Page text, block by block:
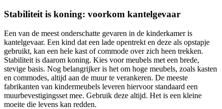
Stabiliteit is koning: voorkom kantelgevaar
Een van de meest onderschatte gevaren in de kinderkamer is
kantelgevaar. Een kind dat een lade opentrekt en deze als opstapje
gebruikt, kan een hele kast of commode over zich heen trekken.
Stabiliteit is daarom koning. Kies voor meubels met een brede,
stevige basis. Nog belangrijker is het om hoge meubels, zoals kasten
en commodes, altijd aan de muur te verankeren. De meeste
fabrikanten van kindermeubels leveren hiervoor standaard een
muurbevestigingsset mee. Gebruik deze altijd. Het is een kleine
moeite die levens kan redden.